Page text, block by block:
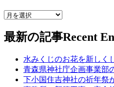
最新の記事Recent
水みくじのお花を新しく
青森県神社庁企画事業部
下小国住吉神社の祈年祭